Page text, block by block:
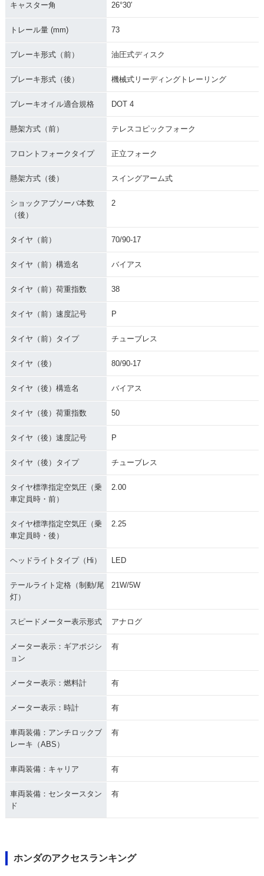
キャスター角 26°30′
トレール量 (mm) 73
ブレーキ形式（前） 油圧式ディスク
ブレーキ形式（後） 機械式リーディングトレーリング
ブレーキオイル適合規格 DOT 4
懸架方式（前） テレスコピックフォーク
フロントフォークタイプ 正立フォーク
懸架方式（後） スイングアーム式
ショックアブソーバ本数
（後）
2
タイヤ（前） 70/90-17
タイヤ（前）構造名 バイアス
タイヤ（前）荷重指数 38
タイヤ（前）速度記号 P
タイヤ（前）タイプ チューブレス
タイヤ（後） 80/90-17
タイヤ（後）構造名 バイアス
タイヤ（後）荷重指数 50
タイヤ（後）速度記号 P
タイヤ（後）タイプ チューブレス
タイヤ標準指定空気圧（乗
車定員時・前）
2.00
タイヤ標準指定空気圧（乗
車定員時・後）
2.25
ヘッドライトタイプ（Hi） LED
テールライト定格（制動/尾
灯）
21W/5W
スピードメーター表示形式 アナログ
メーター表示：ギアポジシ
ョン
有
メーター表示：燃料計 有
メーター表示：時計 有
車両装備：アンチロックブ
レーキ（ABS）
有
車両装備：キャリア 有
車両装備：センタースタン
ド
有
ホンダのアクセスランキング